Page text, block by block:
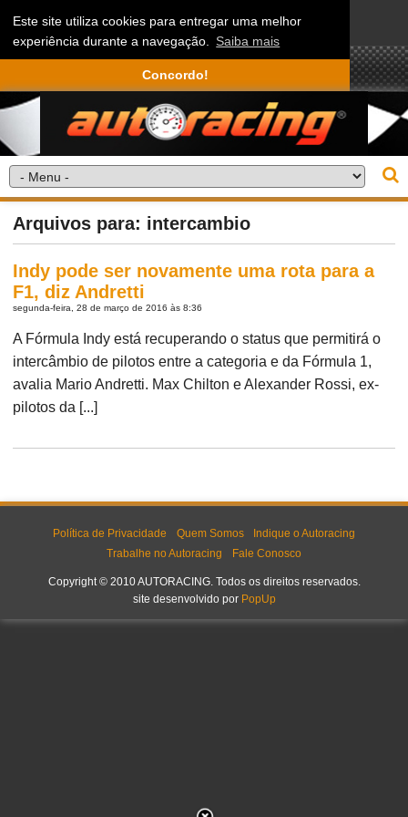
Este site utiliza cookies para entregar uma melhor
experiência durante a navegação. Saiba mais
Concordo!
Arquivos para: intercambio
Indy pode ser novamente uma rota para a
F1, diz Andretti
segunda-feira, 28 de março de 2016 às 8:36
A Fórmula Indy está recuperando o status que permitirá o
intercâmbio de pilotos entre a categoria e da Fórmula 1,
avalia Mario Andretti. Max Chilton e Alexander Rossi, ex-
pilotos da [...]
Política de Privacidade Quem Somos
Indique o Autoracing
Trabalhe no Autoracing
Fale Conosco
Copyright © 2010 AUTORACING. Todos os direitos reservados.
site desenvolvido por PopUp